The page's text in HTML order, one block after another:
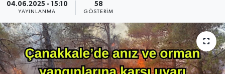
04.06.2025 - 15:10
YAYINLANMA
58
GÖSTERIM